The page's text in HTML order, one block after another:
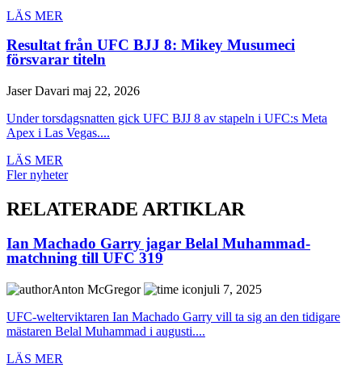
LÄS MER
Resultat från UFC BJJ 8: Mikey Musumeci
försvarar titeln
Jaser Davari maj 22, 2026
Under torsdagsnatten gick UFC BJJ 8 av stapeln i UFC:s Meta
Apex i Las Vegas....
LÄS MER
Fler nyheter
RELATERADE ARTIKLAR
Ian Machado Garry jagar Belal Muhammad-
matchning till UFC 319
Anton McGregor
juli 7, 2025
UFC-welterviktaren Ian Machado Garry vill ta sig an den tidigare
mästaren Belal Muhammad i augusti....
LÄS MER